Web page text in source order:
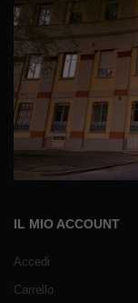
IL MIO ACCOUNT
Accedi
Carrello